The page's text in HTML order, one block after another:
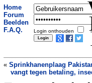
Home
Forum
Beelden
F.A.Q.
Login onthouden
« Sprinkhanenplaag
vangt tegen betaling,